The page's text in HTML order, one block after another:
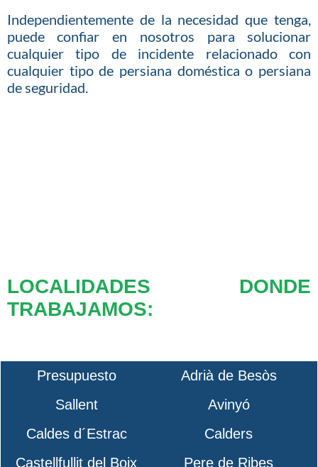
Independientemente de la necesidad que tenga,
puede confiar en nosotros para solucionar
cualquier tipo de incidente relacionado con
cualquier tipo de persiana doméstica o persiana
de seguridad.
LOCALIDADES DONDE
TRABAJAMOS:
Presupuesto
Adrià de Besòs
Sallent
Avinyó
Caldes d´Estrac
Calders
Castellfullit del Boix
Pere de Ribes